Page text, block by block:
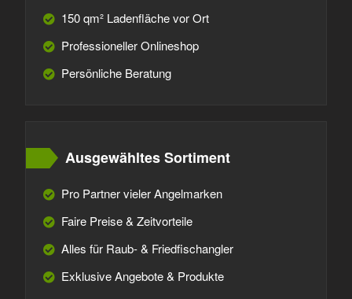
150 qm² Ladenfläche vor Ort
Professioneller Onlineshop
Persönliche Beratung
Ausgewähltes Sortiment
Pro Partner vieler Angelmarken
Faire Preise & Zeitvorteile
Alles für Raub- & Friedfischangler
Exklusive Angebote & Produkte